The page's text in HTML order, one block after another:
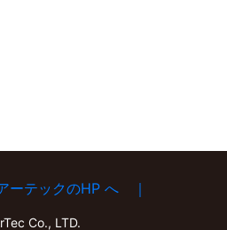
ーテックのHP へ ｜
Co., LTD.